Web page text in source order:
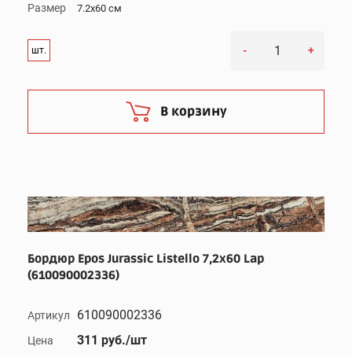
Размер 7.2x60 см
шт. - +
В корзину
Бордюр Epos Jurassic Listello 7,2x60 Lap
(610090002336)
Артикул 610090002336
Цена 311 руб./шт